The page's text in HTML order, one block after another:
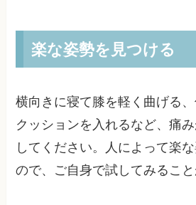
楽な姿勢を見つける
横向きに寝て膝を軽く曲げる
クッションを入れるなど、痛
してください。人によって楽
ので、ご自身で試してみること